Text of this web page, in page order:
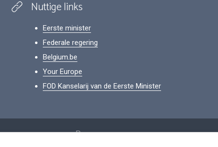
Nuttige links
Eerste minister
Federale regering
Belgium.be
Your Europe
FOD Kanselarij van de Eerste Minister
Persoonsgegevens